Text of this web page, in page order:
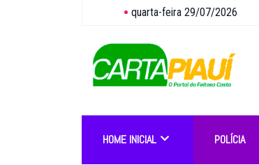
quarta-feira 29/07/2026
HOME INICIAL POLÍCIA